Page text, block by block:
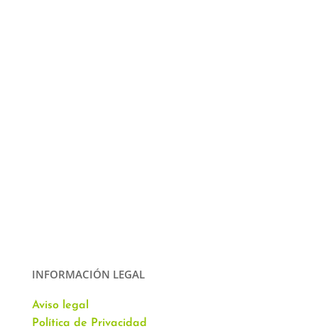
INFORMACIÓN LEGAL
Aviso legal
Política de Privacidad